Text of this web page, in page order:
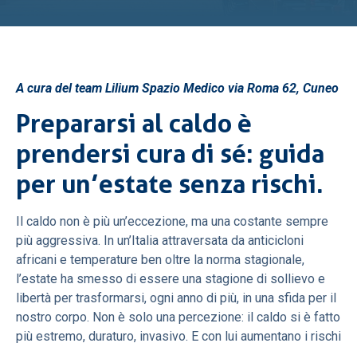
A cura del team Lilium Spazio Medico via Roma 62, Cuneo
Prepararsi al caldo è
prendersi cura di sé: guida
per un’estate senza rischi.
Il caldo non è più un’eccezione, ma una costante sempre
più aggressiva. In un’Italia attraversata da anticicloni
africani e temperature ben oltre la norma stagionale,
l’estate ha smesso di essere una stagione di sollievo e
libertà per trasformarsi, ogni anno di più, in una sfida per il
nostro corpo. Non è solo una percezione: il caldo si è fatto
più estremo, duraturo, invasivo. E con lui aumentano i rischi